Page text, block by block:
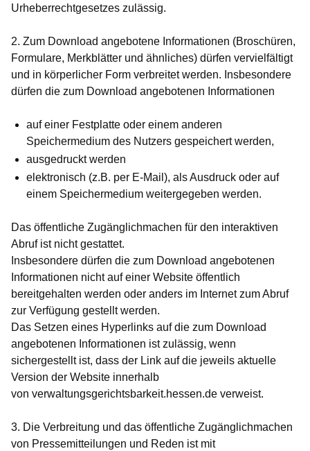
Urheberrechtgesetzes zulässig.
2. Zum Download angebotene Informationen (Broschüren,
Formulare, Merkblätter und ähnliches) dürfen vervielfältigt
und in körperlicher Form verbreitet werden. Insbesondere
dürfen die zum Download angebotenen Informationen
auf einer Festplatte oder einem anderen
Speichermedium des Nutzers gespeichert werden,
ausgedruckt werden
elektronisch (z.B. per E-Mail), als Ausdruck oder auf
einem Speichermedium weitergegeben werden.
Das öffentliche Zugänglichmachen für den interaktiven
Abruf ist nicht gestattet.
Insbesondere dürfen die zum Download angebotenen
Informationen nicht auf einer Website öffentlich
bereitgehalten werden oder anders im Internet zum Abruf
zur Verfügung gestellt werden.
Das Setzen eines Hyperlinks auf die zum Download
angebotenen Informationen ist zulässig, wenn
sichergestellt ist, dass der Link auf die jeweils aktuelle
Version der Website innerhalb
von verwaltungsgerichtsbarkeit.hessen.de verweist.
3. Die Verbreitung und das öffentliche Zugänglichmachen
von Pressemitteilungen und Reden ist mit